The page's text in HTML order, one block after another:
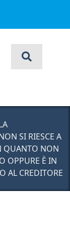
SI RIESCE A
QUANTO NON
OPPURE È IN
AL CREDITORE